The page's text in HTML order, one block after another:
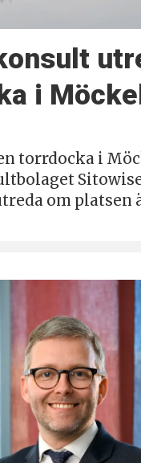
i
torrdocka i
om platsen